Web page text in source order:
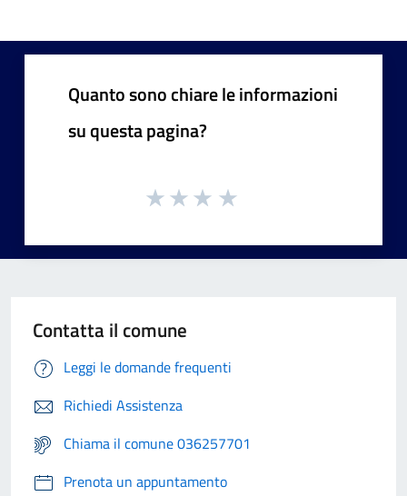
Quanto sono chiare le informazioni
su questa pagina?
Contatta il comune
Leggi le domande frequenti
Richiedi Assistenza
Chiama il comune 036257701
Prenota un appuntamento